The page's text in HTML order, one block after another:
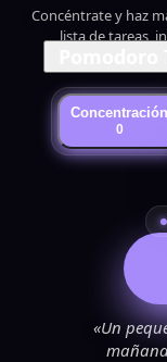
Concéntrate y haz
lista de tareas,
Concentración
0
«Un